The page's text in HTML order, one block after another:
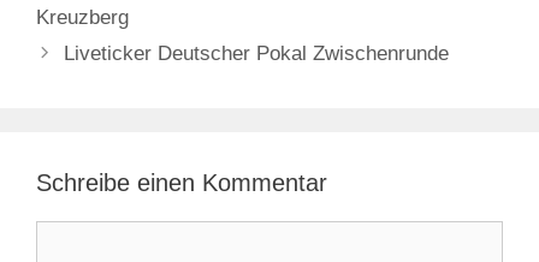
Kreuzberg
Liveticker Deutscher Pokal Zwischenrunde
Schreibe einen Kommentar